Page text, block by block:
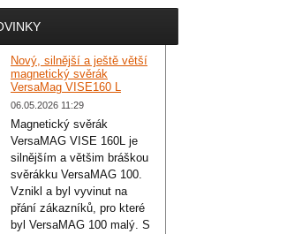
Nový, silnější a ještě větší
magnetický svěrák
VersaMag VISE160 L
06.05.2026 11:29
Magnetický svěrák
VersaMAG VISE 160L je
silnějším a většim bráškou
svěrákku VersaMAG 100.
Vznikl a byl vyvinut na
přání zákazníků, pro které
byl VersaMAG 100 malý. S